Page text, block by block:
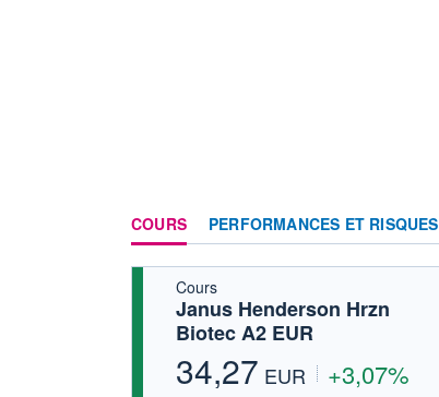
COURS PERFORMANCES ET RISQUES
Cours
Janus Henderson Hrzn
Biotec A2 EUR
34,27 EUR +3,07%